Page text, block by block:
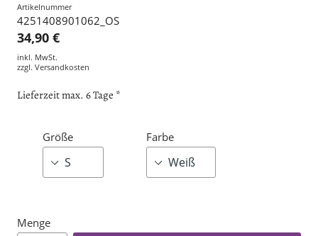
Artikelnummer
4251408901062_OS
34,90 €
inkl. MwSt.
zzgl. Versandkosten
Lieferzeit max. 6 Tage *
Größe Farbe
Menge